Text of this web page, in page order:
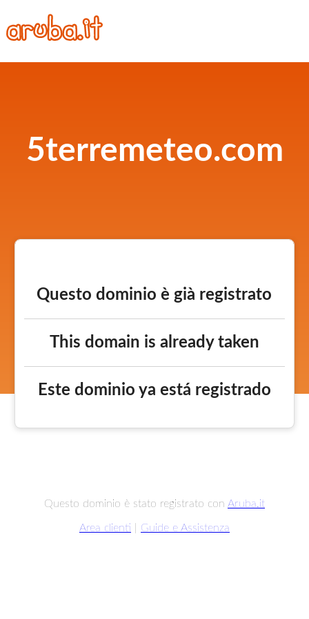
5terremeteo.com
Questo dominio è già registrato
This domain is already taken
Este dominio ya está registrado
Questo dominio è stato registrato con Aruba.it
Area clienti Guide e Assistenza